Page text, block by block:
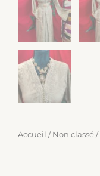
Accueil / Non classé /